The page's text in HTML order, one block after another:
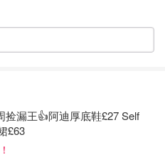
捡漏王👍阿迪厚底鞋£27 Self
£63